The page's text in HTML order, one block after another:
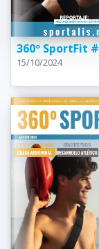
360º SportFit
15/10/2024